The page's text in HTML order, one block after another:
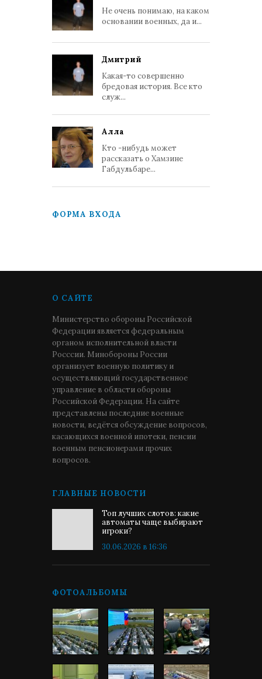
Не очень понимаю, на каком
основании военных, да и...
Дмитрий
Какая-то совершенно
бредовая история. Все кто
служ...
Алла
Кто -нибудь может
рассказать о Хамзине
Габдульбаре...
ФОРМА ВХОДА
О САЙТЕ
Министерство обороны Российской
Федерации является федеральным
органом исполнительной власти
Росссии. Минобороны России
организует военную политику и
осуществляющий государственное
управление в области обороны
Российской Федерации. На сайте
представлены последние военные
новости, ведётся обсуждение вопросов,
касающихся военной ипотеки, пенсии
военным пенсионерами прочих
вопросов.
ГЛАВНЫЕ НОВОСТИ
Топ лучших слотов: какие
автоматы чаще выбирают
игроки?
30.06.2026 в 16:36
ФОТОАЛЬБОМЫ